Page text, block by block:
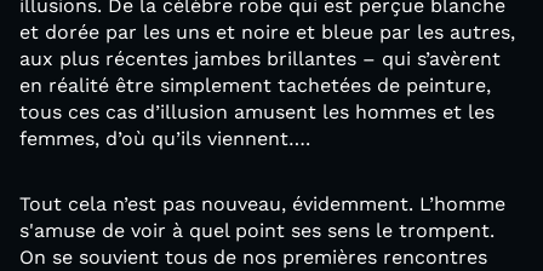
illusions. De la célèbre robe qui est perçue blanche
et dorée par les uns et noire et bleue par les autres,
aux plus récentes jambes brillantes – qui s’avèrent
en réalité être simplement tachetées de peinture,
tous ces cas d’illusion amusent les hommes et les
femmes, d’où qu’ils viennent….
Tout cela n’est pas nouveau, évidemment. L’homme
s'amuse de voir à quel point ses sens le trompent.
On se souvient tous de nos premières rencontres